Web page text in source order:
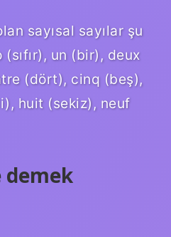
sayısal sayılar şu
(sıfır), un (bir), deux
(dört), cinq (beş),
huit (sekiz), neuf
demek